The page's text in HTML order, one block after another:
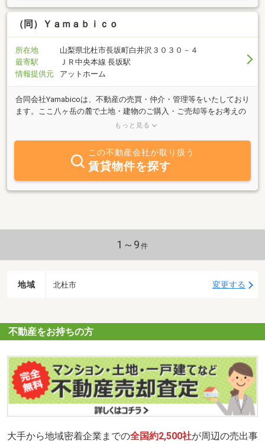
ったときには親身に相談にのっても下さいます。旬な高原野菜や山
菜の差し入れをいただいたり、都会では味わうことのできない新鮮
みつかることと思います。別荘の方の場合には、あまり交流する機
会が無いですが、上記の様な交流をしている方もたくさんいらっし
ゃいます。近隣ともお付き合いもきっと楽しむの一つになることと
（同）Ｙａｍａｂｉｃｏ
所在地
山梨県北杜市長坂町白井沢３０３０－４
最寄駅
ＪＲ中央本線 長坂駅
情報提供元
アットホーム
合同会社Yamabicoは、不動産の売買・仲介・管理等をいたしており
ます。ここ八ヶ岳の麓で土地・建物のご購入・ご売却等をお考えの
方、何なりとご相談くださいませ 皆様のご要望にお応えすべく、よ
て30年が経ちました、長年建築に携わっていた経験を活かしまし
て 土地・建物のことで 「この土地での暮らしぶりや家の建て方
のイメージが出来ない」とか・・・、「リフォームが可能なの
か？」「費用はどの程度か？」 「修繕は必要なのか？」これ以外
にもどうぞご相談くださいませ。
もっと見る
この不動産会社が取り扱う
賃貸物件を探す
1～9 件
地域 北杜市 変更する
不動産をお持ちの方
大手から地域密着企業までの全国約2,500社が周辺の売出事